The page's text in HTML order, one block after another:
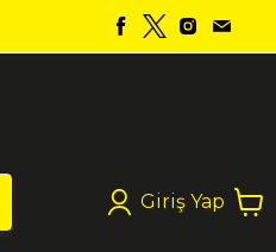
Giriş Yap